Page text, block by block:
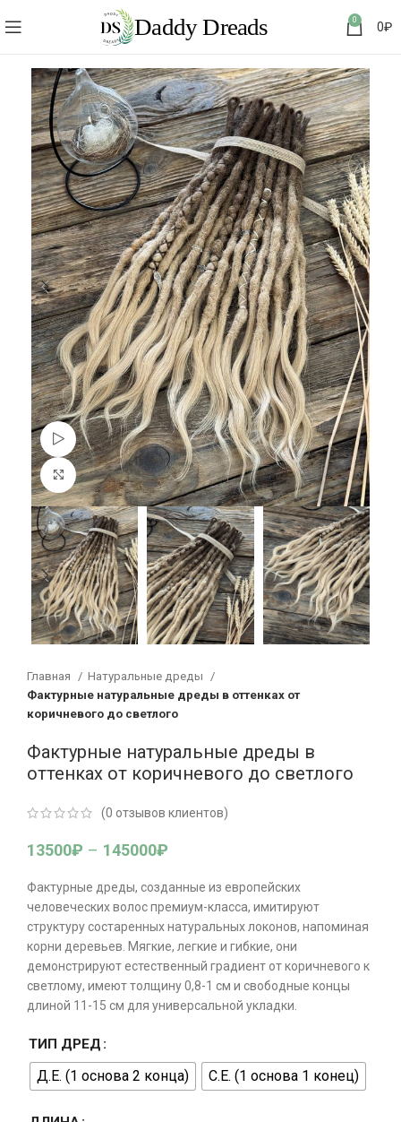
0 0₽
Смотреть видео
Увеличить
Главная
Натуральные дреды
Фактурные натуральные дреды в оттенках от
коричневого до светлого
Фактурные натуральные дреды в
оттенках от коричневого до светлого
(0 отзывов клиентов)
13500₽ – 145000₽
Фактурные дреды, созданные из европейских
человеческих волос премиум-класса, имитируют
структуру состаренных натуральных локонов, напоминая
корни деревьев. Мягкие, легкие и гибкие, они
демонстрируют естественный градиент от коричневого к
светлому, имеют толщину 0,8-1 см и свободные концы
длиной 11-15 см для универсальной укладки.
ТИП ДРЕД
Д.Е. (1 основа 2 конца) С.Е. (1 основа 1 конец)